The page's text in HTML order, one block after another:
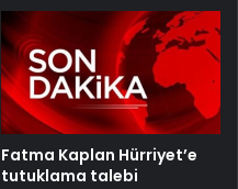
Fatma Kaplan Hürriyet’e
tutuklama talebi